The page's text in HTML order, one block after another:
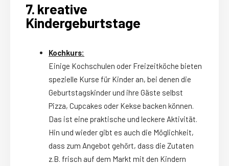
7. kreative
Kindergeburtstage
Kochkurs:
Einige Kochschulen oder Freizeitköche bieten
spezielle Kurse für Kinder an, bei denen die
Geburtstagskinder und ihre Gäste selbst
Pizza, Cupcakes oder Kekse backen können.
Das ist eine praktische und leckere Aktivität.
Hin und wieder gibt es auch die Möglichkeit,
dass zum Angebot gehört, dass die Zutaten
z.B. frisch auf dem Markt mit den Kindern